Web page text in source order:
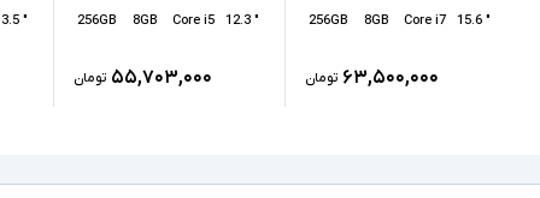
" 15.6
Core i7
8GB
256GB
۶۳,۵۰۰,۰۰۰ تومان
" 12.3
Core i5
8GB
256GB
۵۵,۷۰۳,۰۰۰ تومان
" 13.5